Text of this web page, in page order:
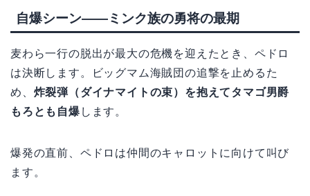
自爆シーン——ミンク族の勇将の最期
麦わら一行の脱出が最大の危機を迎えたとき、ペドロ
は決断します。ビッグマム海賊団の追撃を止めるた
め、 炸裂弾（ダイナマイトの束）を抱えてタマゴ男爵
もろとも自爆 します。
爆発の直前、ペドロは仲間のキャロットに向けて叫び
ます。